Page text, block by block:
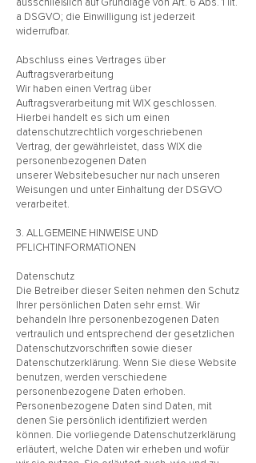
ausschließlich auf Grundlage von Art. 6 Abs. 1 lit.
a DSGVO; die Einwilligung ist jederzeit
widerrufbar.
Abschluss eines Vertrages über
Auftragsverarbeitung
Wir haben einen Vertrag über
Auftragsverarbeitung mit WIX geschlossen.
Hierbei handelt es sich um einen
datenschutzrechtlich vorgeschriebenen
Vertrag, der gewährleistet, dass WIX die
personenbezogenen Daten
unserer Websitebesucher nur nach unseren
Weisungen und unter Einhaltung der DSGVO
verarbeitet.
3. ALLGEMEINE HINWEISE UND
PFLICHTINFORMATIONEN
Datenschutz
Die Betreiber dieser Seiten nehmen den Schutz
Ihrer persönlichen Daten sehr ernst. Wir
behandeln Ihre personenbezogenen Daten
vertraulich und entsprechend der gesetzlichen
Datenschutzvorschriften sowie dieser
Datenschutzerklärung. Wenn Sie diese Website
benutzen, werden verschiedene
personenbezogene Daten erhoben.
Personenbezogene Daten sind Daten, mit
denen Sie persönlich identifiziert werden
können. Die vorliegende Datenschutzerklärung
erläutert, welche Daten wir erheben und wofür